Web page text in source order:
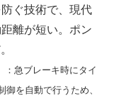
ぐ技術で、現代
離が短い。ポン
急ブレーキ時にタイ
を自動で行うため、